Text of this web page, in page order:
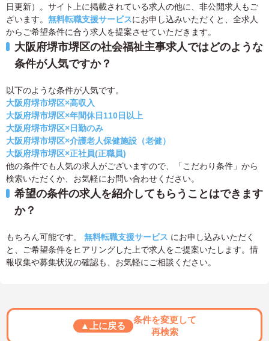
日更新）。サイト上に掲載されている求人の他に、非公開求人もご
ざいます。 無料転職支援サービスにお申し込みいただくと、全求人
からご希望条件に合う求人を提案させていただきます。
大阪府堺市堺区の社会福祉主事求人ではどのような
条件が人気ですか？
以下のような条件が人気です。
大阪府堺市堺区×高収入
大阪府堺市堺区×年間休日110日以上
大阪府堺市堺区×日勤のみ
大阪府堺市堺区×介護老人保健施設（老健）
大阪府堺市堺区×正社員(正職員)
他の条件でも人気の求人がございますので、「こだわり条件」から
検索いただくか、お気軽にお問い合わせください。
希望の条件の求人を紹介してもらうことはできます
か？
もちろん可能です。 無料転職支援サービス にお申し込みいただく
と、ご希望条件をヒアリングした上で求人をご提案いたします。情
報収集や募集状況の確認も、お気軽にご相談ください。
▲上に戻る
条件を変更して
再検索